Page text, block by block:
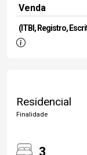
Venda
(ITBI, Registro,
Residencial
Finalidade
3